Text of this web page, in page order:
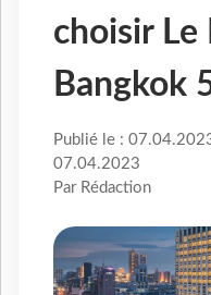
choisir
Bangkok
Publié le :
07.04.2023
Par Rédaction